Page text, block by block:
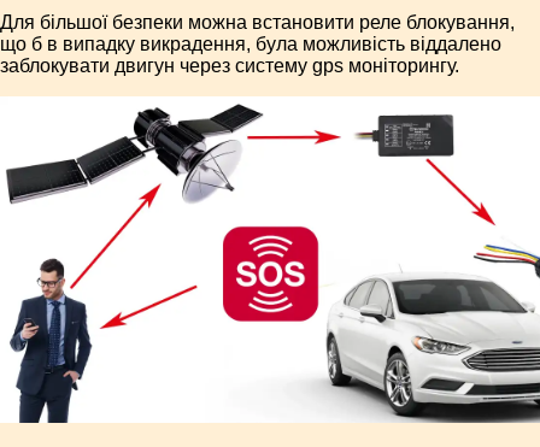
Для більшої безпеки можна встановити реле блокування,
що б в випадку викрадення, була можливість віддалено
заблокувати двигун через систему gps моніторингу.